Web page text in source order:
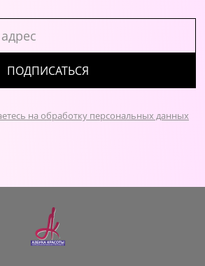
ПОДПИСАТЬСЯ
на обработку персональных данных